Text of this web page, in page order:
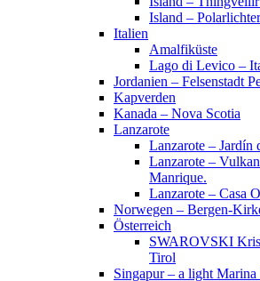
Island – Polarlichter
Italien
Amalfiküste
Lago di Levico –
Jordanien – Felsenstadt
Kapverden
Kanada – Nova Scotia
Lanzarote
Lanzarote – Jardín
Lanzarote –
Manrique.
Lanzarote – Casa
Norwegen – Bergen-
Österreich
SWAROVSKI
Tirol
Singapur – a light